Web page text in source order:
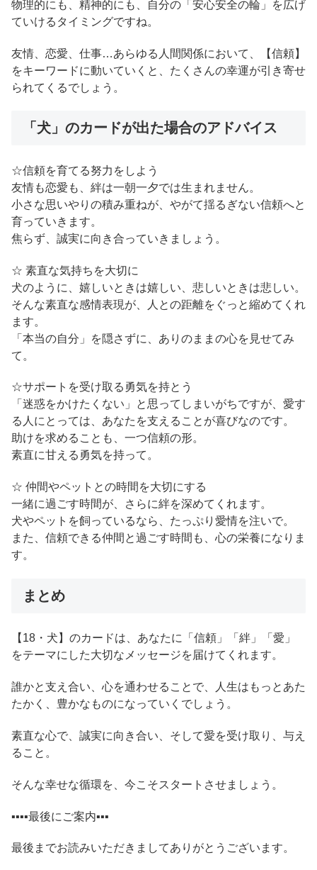
物理的にも、精神的にも、自分の「安心安全の輪」を広げ
ていけるタイミングですね。
友情、恋愛、仕事…あらゆる人間関係において、【信頼】
をキーワードに動いていくと、たくさんの幸運が引き寄せ
られてくるでしょう。
「犬」のカードが出た場合のアドバイス
☆信頼を育てる努力をしよう
友情も恋愛も、絆は一朝一夕では生まれません。
小さな思いやりの積み重ねが、やがて揺るぎない信頼へと
育っていきます。
焦らず、誠実に向き合っていきましょう。
☆ 素直な気持ちを大切に
犬のように、嬉しいときは嬉しい、悲しいときは悲しい。
そんな素直な感情表現が、人との距離をぐっと縮めてくれ
ます。
「本当の自分」を隠さずに、ありのままの心を見せてみ
て。
☆サポートを受け取る勇気を持とう
「迷惑をかけたくない」と思ってしまいがちですが、愛す
る人にとっては、あなたを支えることが喜びなのです。
助けを求めることも、一つ信頼の形。
素直に甘える勇気を持って。
☆ 仲間やペットとの時間を大切にする
一緒に過ごす時間が、さらに絆を深めてくれます。
犬やペットを飼っているなら、たっぷり愛情を注いで。
また、信頼できる仲間と過ごす時間も、心の栄養になりま
す。
まとめ
【18・犬】のカードは、あなたに「信頼」「絆」「愛」
をテーマにした大切なメッセージを届けてくれます。
誰かと支え合い、心を通わせることで、人生はもっとあた
たかく、豊かなものになっていくでしょう。
素直な心で、誠実に向き合い、そして愛を受け取り、与え
ること。
そんな幸せな循環を、今こそスタートさせましょう。
▪️▪️▪️▪️最後にご案内▪️▪️▪️
最後までお読みいただきましてありがとうございます。